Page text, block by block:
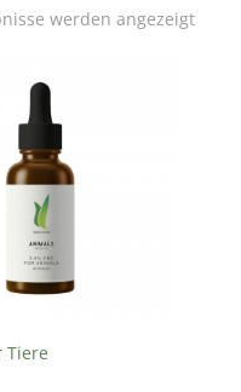
werden angezeigt
Tiere